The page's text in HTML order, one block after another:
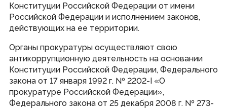
Гражданам
Контакты
Трансляции заседаний
Полезные ресурсы
Органы власти
Конституции Российской Федерации от имени
Российской Федерации и исполнением законов,
действующих на ее территории.
Органы прокуратуры осуществляют свою
антикоррупционную деятельность на основании
Конституции Российской Федерации, Федерального
закона от 17 января 1992 г. № 2202-I «О
прокуратуре Российской Федерации»,
Федерального закона от 25 декабря 2008 г. № 273-